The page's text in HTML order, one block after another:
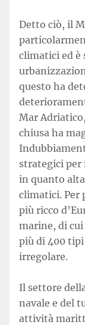
Detto ciò, il
climatici ed è
questo ha
Mar
chiusa ha
strategici per
in quanto
climatici. Per
più ricco
marine, di
più di 400 tipi
irregolare.
Il settore
navale e del
attività